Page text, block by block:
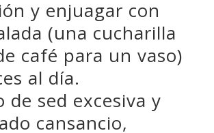
y enjuagar con
(una cucharilla
café para un vaso)
al día.
de sed excesiva y
cansancio,